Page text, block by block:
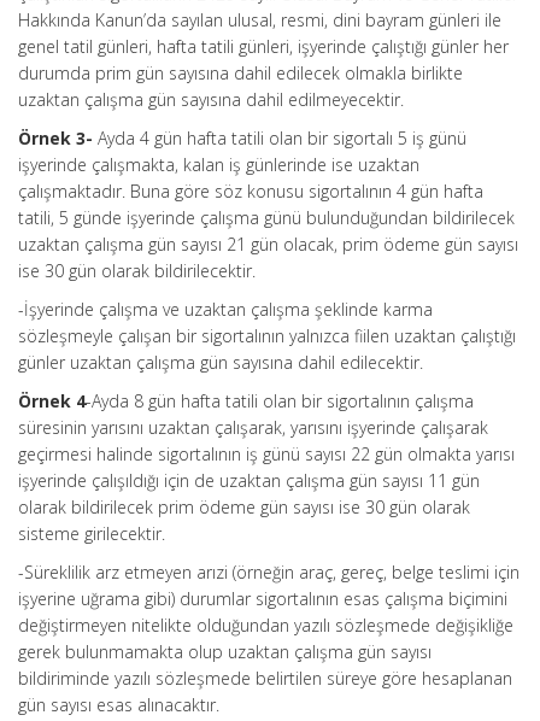
Hakkında Kanun’da sayılan ulusal, resmi, dini bayram günleri ile
genel tatil günleri, hafta tatili günleri, işyerinde çalıştığı günler her
durumda prim gün sayısına dahil edilecek olmakla birlikte
uzaktan çalışma gün sayısına dahil edilmeyecektir.
Örnek 3- Ayda 4 gün hafta tatili olan bir sigortalı 5 iş günü
işyerinde çalışmakta, kalan iş günlerinde ise uzaktan
çalışmaktadır. Buna göre söz konusu sigortalının 4 gün hafta
tatili, 5 günde işyerinde çalışma günü bulunduğundan bildirilecek
uzaktan çalışma gün sayısı 21 gün olacak, prim ödeme gün sayısı
ise 30 gün olarak bildirilecektir.
-İşyerinde çalışma ve uzaktan çalışma şeklinde karma
sözleşmeyle çalışan bir sigortalının yalnızca fiilen uzaktan çalıştığı
günler uzaktan çalışma gün sayısına dahil edilecektir.
Örnek 4-Ayda 8 gün hafta tatili olan bir sigortalının çalışma
süresinin yarısını uzaktan çalışarak, yarısını işyerinde çalışarak
geçirmesi halinde sigortalının iş günü sayısı 22 gün olmakta yarısı
işyerinde çalışıldığı için de uzaktan çalışma gün sayısı 11 gün
olarak bildirilecek prim ödeme gün sayısı ise 30 gün olarak
sisteme girilecektir.
-Süreklilik arz etmeyen arızi (örneğin araç, gereç, belge teslimi için
işyerine uğrama gibi) durumlar sigortalının esas çalışma biçimini
değiştirmeyen nitelikte olduğundan yazılı sözleşmede değişikliğe
gerek bulunmamakta olup uzaktan çalışma gün sayısı
bildiriminde yazılı sözleşmede belirtilen süreye göre hesaplanan
gün sayısı esas alınacaktır.